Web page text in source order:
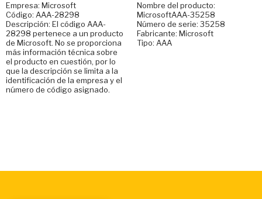
Empresa: Microsoft
Código: AAA-28298
Descripción: El código AAA-
28298 pertenece a un producto
de Microsoft. No se proporciona
más información técnica sobre
el producto en cuestión, por lo
que la descripción se limita a la
identificación de la empresa y el
número de código asignado.
Nombre del producto:
MicrosoftAAA-35258
Número de serie: 35258
Fabricante: Microsoft
Tipo: AAA